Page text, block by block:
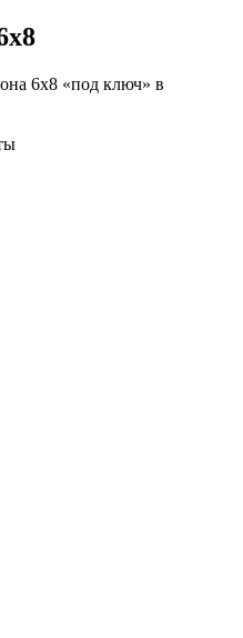
6х8 «под ключ» в